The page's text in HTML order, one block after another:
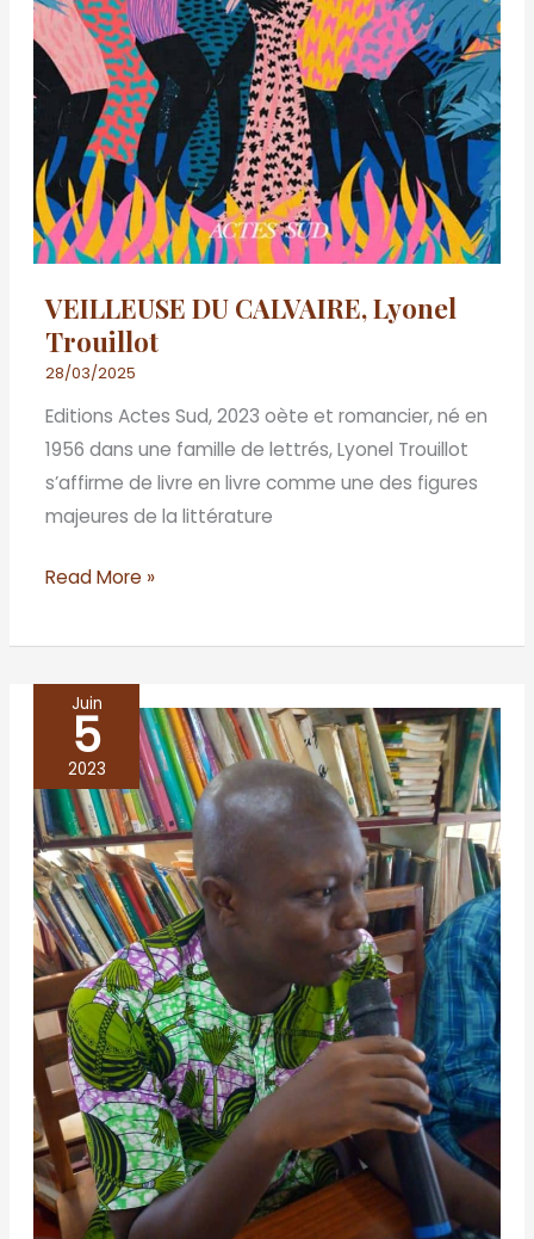
VEILLEUSE DU CALVAIRE, Lyonel
Trouillot
28/03/2025
Editions Actes Sud, 2023 oète et romancier, né en
1956 dans une famille de lettrés, Lyonel Trouillot
s’affirme de livre en livre comme une des figures
majeures de la littérature
Read More »
Juin
5
2023
BENIN/Bohicon